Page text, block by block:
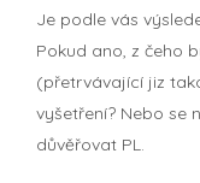
Je podle vás
Pokud ano, z čeho
(přetrvávající jiz
vyšetření? Nebo se
důvěřovat PL.